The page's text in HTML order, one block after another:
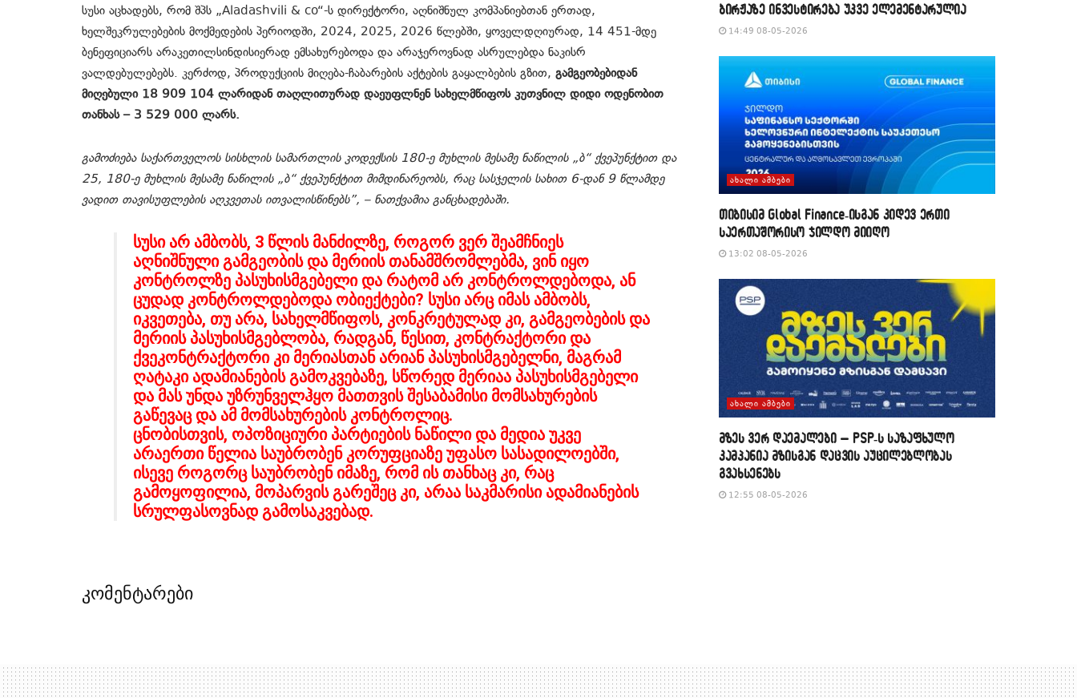
სუსი აცხადებს, რომ შპს „Aladashvili & co“-ს დირექტორი, აღნიშნულ კომპანიებთან ერთად,
ხელშეკრულებების მოქმედების პერიოდში, 2024, 2025, 2026 წლებში, ყოველდღიურად, 14 451-მდე
ბენეფიციარს არაკეთილსინდისიერად ემსახურებოდა და არაჯეროვნად ასრულებდა ნაკისრ
ვალდებულებებს. კერძოდ, პროდუქციის მიღება-ჩაბარების აქტების გაყალბების გზით, გამგეობებიდან
მიღებული 18 909 104 ლარიდან თაღლითურად დაეუფლნენ სახელმწიფოს კუთვნილ დიდი ოდენობით
თანხას – 3 529 000 ლარს.
გამოძიება საქართველოს სისხლის სამართლის კოდექსის 180-ე მუხლის მესამე ნაწილის „ბ“ ქვეპუნქტით და
25, 180-ე მუხლის მესამე ნაწილის „ბ“ ქვეპუნქტით მიმდინარეობს, რაც სასჯელის სახით 6-დან 9 წლამდე
ვადით თავისუფლების აღკვეთას ითვალისწინებს”, – ნათქვამია განცხადებაში.
სუსი არ ამბობს, 3 წლის მანძილზე, როგორ ვერ შეამჩნიეს
აღნიშნული გამგეობის და მერიის თანამშრომლებმა, ვინ იყო
კონტროლზე პასუხისმგებელი და რატომ არ კონტროლდებოდა, ან
ცუდად კონტროლდებოდა ობიექტები? სუსი არც იმას ამბობს,
იკვეთება, თუ არა, სახელმწიფოს, კონკრეტულად კი, გამგეობების და
მერიის პასუხისმგებლობა, რადგან, წესით, კონტრაქტორი და
ქვეკონტრაქტორი კი მერიასთან არიან პასუხისმგებელნი, მაგრამ
ღატაკი ადამიანების გამოკვებაზე, სწორედ მერიაა პასუხისმგებელი
და მას უნდა უზრუნველჰყო მათთვის შესაბამისი მომსახურების
გაწევაც და ამ მომსახურების კონტროლიც.
ცნობისთვის, ოპოზიციური პარტიების ნაწილი და მედია უკვე
არაერთი წელია საუბრობენ კორუფციაზე უფასო სასადილოებში,
ისევე როგორც საუბრობენ იმაზე, რომ ის თანხაც კი, რაც
გამოყოფილია, მოპარვის გარეშეც კი, არაა საკმარისი ადამიანების
სრულფასოვნად გამოსაკვებად.
კომენტარები
ბირჟაზე ინვესტირება უკვე ელემენტარულია
14:49 08-05-2026
ᲐᲮᲐᲚᲘ ᲐᲛᲑᲔᲑᲘ
თიბისიმ Global Finance-ისგან კიდევ ერთი
საერთაშორისო ჯილდო მიიღო
13:02 08-05-2026
ᲐᲮᲐᲚᲘ ᲐᲛᲑᲔᲑᲘ
მზეს ვერ დაემალები – PSP-ს საზაფხულო
კამპანია მზისგან დაცვის აუცილებლობას
გვახსენებს
12:55 08-05-2026